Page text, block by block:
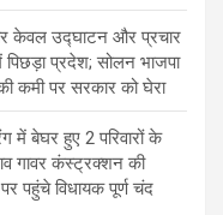
केवल उद्घाटन और प्रचार
प्रदेश; सोलन भाजपा
कमी पर सरकार को घेरा
में बेघर हुए 2 परिवारों के
गावर कंस्ट्रक्शन की
पहुंचे विधायक पूर्ण चंद